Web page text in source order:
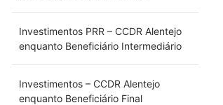
Investimentos PRR – CCDR Alentejo
enquanto Beneficiário Intermediário
Investimentos – CCDR Alentejo
enquanto Beneficiário Final